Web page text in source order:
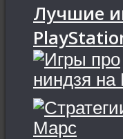
Лучшие